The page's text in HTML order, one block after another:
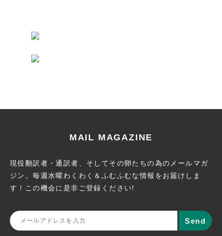
MAIL MAGAZINE
現役翻訳者・通訳者、そしてその卵たちの為のメールマガ
ジン。毎週水曜わくわく＆ふむふむな情報をお届けしま
す！この機会に 是非ご登録ください!